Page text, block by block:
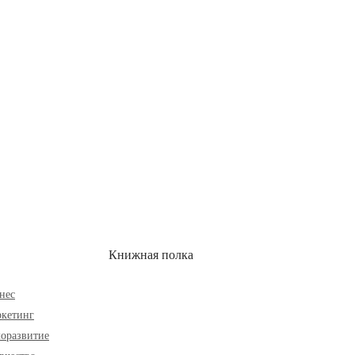
Книжная полка